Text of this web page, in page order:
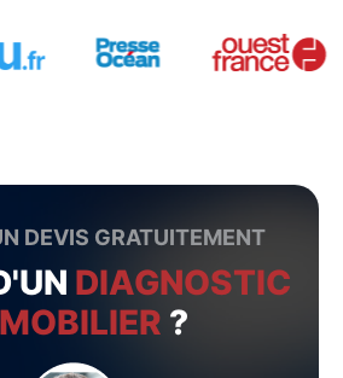
DEVIS GRATUITEMENT
DIAGNOSTIC
?